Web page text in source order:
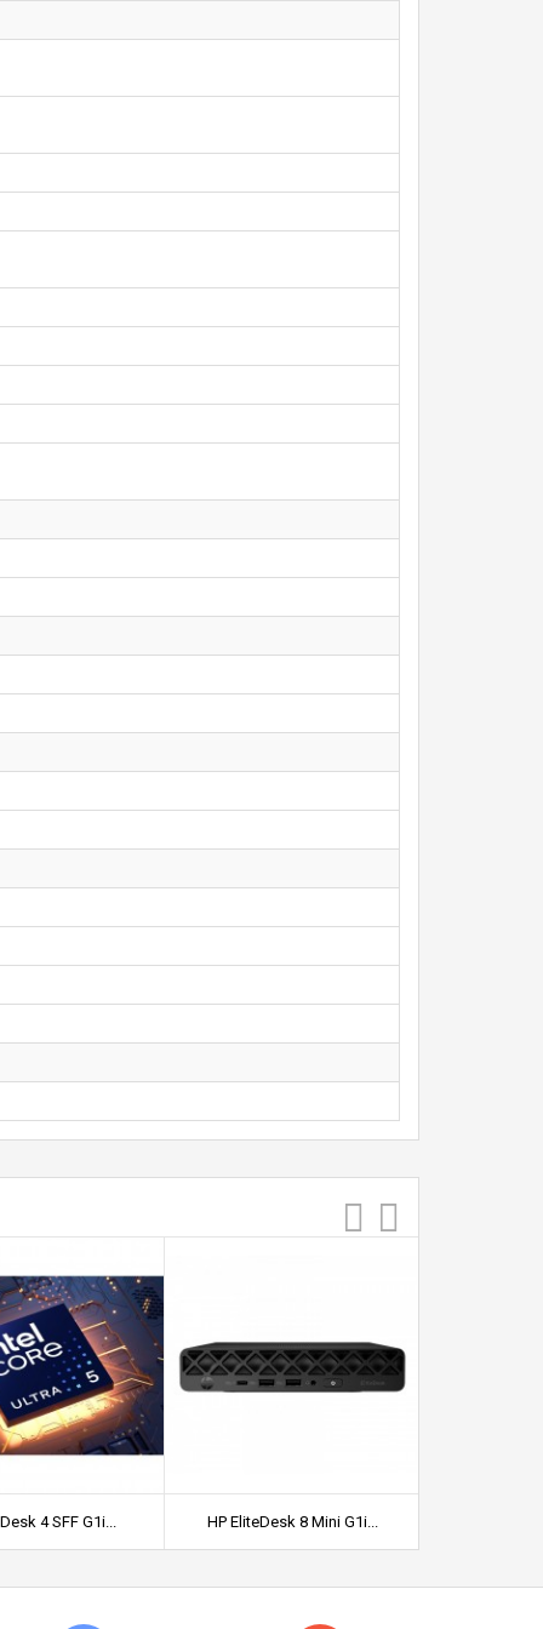
4 SFF G1i... HP EliteDesk 8 Mini G1i...